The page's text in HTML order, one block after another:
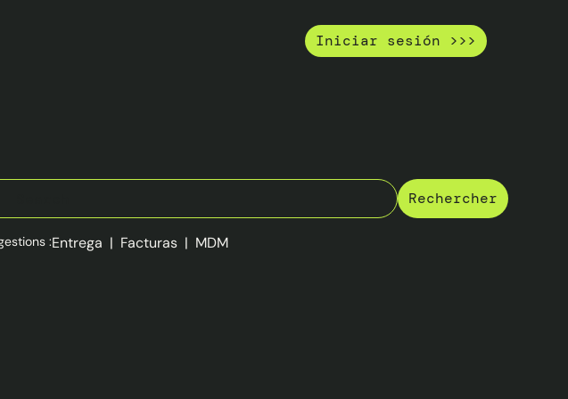
Iniciar sesión >>>
:Entrega | Facturas | MDM